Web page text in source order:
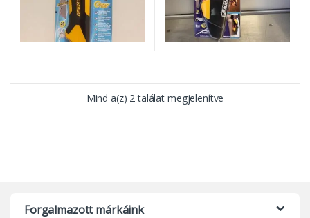
Mind a(z) 2 találat megjelenítve
Forgalmazott márkáink